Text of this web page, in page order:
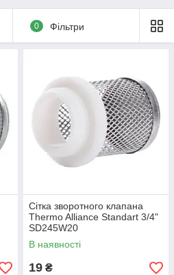
0 Фільтри
Сітка зворотного клапана
Thermo Alliance Standart 3/4"
SD245W20
В наявності
19 ₴